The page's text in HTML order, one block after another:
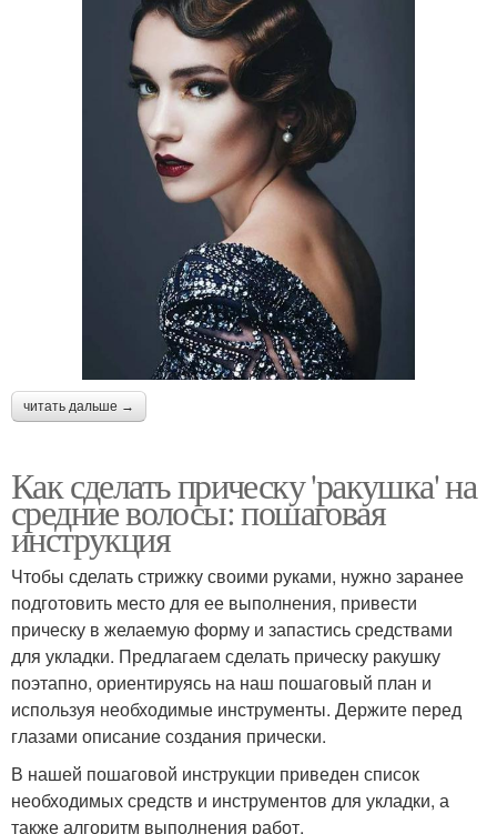
читать дальше →
Как сделать прическу 'ракушка' на
средние волосы: пошаговая
инструкция
Чтобы сделать стрижку своими руками, нужно заранее
подготовить место для ее выполнения, привести
прическу в желаемую форму и запастись средствами
для укладки. Предлагаем сделать прическу ракушку
поэтапно, ориентируясь на наш пошаговый план и
используя необходимые инструменты. Держите перед
глазами описание создания прически.
В нашей пошаговой инструкции приведен список
необходимых средств и инструментов для укладки, а
также алгоритм выполнения работ.